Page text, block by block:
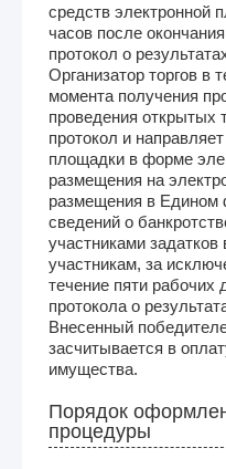
средств электронной
часов после
протокол о
Организатор торгов в
момента получения
проведения открытых
протокол и
площадки в форме
размещения на
размещения в Едином
сведений о
участниками
участникам, за
течение пяти рабочих
протокола о
Внесенный
засчитывается в
имущества.
Порядок
процедуры